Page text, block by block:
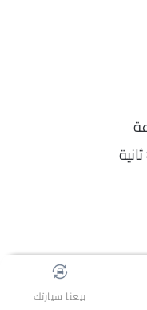
بيعنا سيارتك